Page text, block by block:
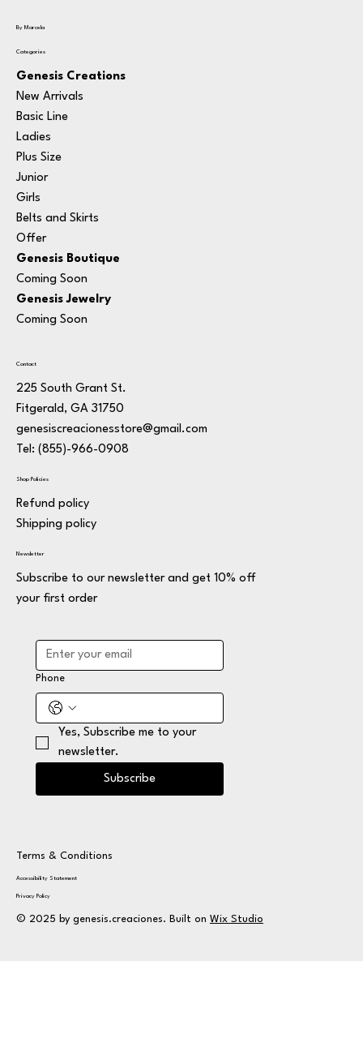
By Marcela
Categories
Genesis Creations
New Arrivals
Basic Line
Ladies
Plus Size
Junior
Girls
Belts and Skirts
Offer
Genesis Boutique
Coming Soon
Genesis Jewelry
Coming Soon
Contact
225 South Grant St.
Fitgerald, GA 31750
genesiscreacionesstore@gmail.com
Tel: (855)-966-0908
Shop Policies
Refund policy
Shipping policy
Newsletter
Subscribe to our newsletter and get 10% off
your first order
Phone
Yes, Subscribe me to your
newsletter.
Subscribe
Terms & Conditions
Privacy Policy
Accessibility Statement
© 2025 by genesis.creaciones. Built on Wix Studio